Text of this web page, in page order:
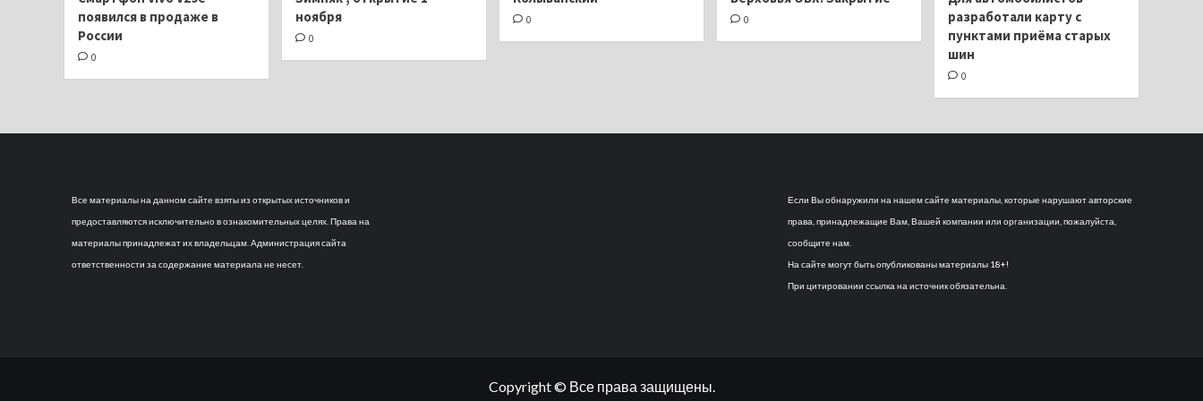
появился в продаже в
России
0
ноября
0
0 0
разработали карту с
пунктами приёма старых
шин
0
Все материалы на данном сайте взяты из открытых источников и
предоставляются исключительно в ознакомительных целях. Права на
материалы принадлежат их владельцам. Администрация сайта
ответственности за содержание материала не несет.
Если Вы обнаружили на нашем сайте материалы, которые нарушают авторские
права, принадлежащие Вам, Вашей компании или организации, пожалуйста,
сообщите нам.
На сайте могут быть опубликованы материалы 18+!
При цитировании ссылка на источник обязательна.
Copyright © Все права защищены.